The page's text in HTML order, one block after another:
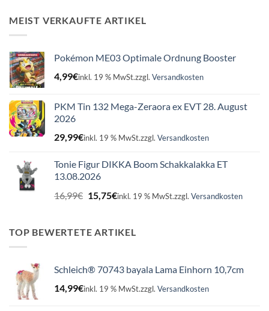
16,99€15,75€.
MEIST VERKAUFTE ARTIKEL
Pokémon ME03 Optimale Ordnung Booster
4,99€inkl. 19 % MwSt.zzgl. Versandkosten
PKM Tin 132 Mega-Zeraora ex EVT 28. August
2026
29,99€inkl. 19 % MwSt.zzgl. Versandkosten
Tonie Figur DIKKA Boom Schakkalakka ET
13.08.2026
16,99€ Ursprünglicher
Preis
16,99€
15,75€Aktueller
15,75€.
inkl. 19 % MwSt.zzgl. Versandkosten
TOP BEWERTETE ARTIKEL
Schleich® 70743 bayala Lama Einhorn 10,7cm
14,99€inkl. 19 % MwSt.zzgl. Versandkosten